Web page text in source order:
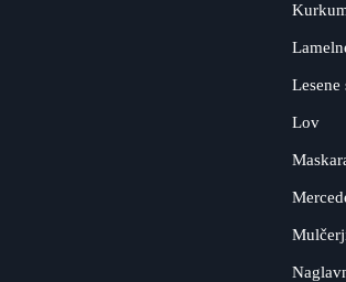
Lesene
Lov